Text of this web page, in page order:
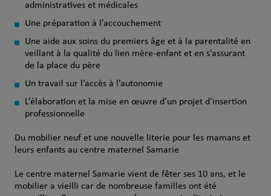
administratives et médicales
Une préparation à l’accouchement
Une aide aux soins du premiers âge et à la parentalité en
veillant à la qualité du lien mère-enfant et en s’assurant
de la place du père
Un travail sur l’accès à l’autonomie
L’élaboration et la mise en œuvre d’un projet d’insertion
professionnelle
Du mobilier neuf et une nouvelle literie pour les mamans et
leurs enfants au centre maternel Samarie
Le centre maternel Samarie vient de fêter ses 10 ans, et le
mobilier a vieilli car de nombreuse familles ont été